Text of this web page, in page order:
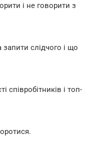
і не говорити з
слідчого і що
співробітників і топ-